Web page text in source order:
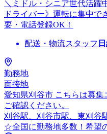
＼ミドル・シニア世代活躍
ドライバー》運転に集中
要・電話登録OK！
配送・物流スタッフ
勤務地
面接地
愛知県刈谷市 こちらは募
ご確認ください。
刈谷駅、刈谷市駅、東刈谷
☆全国に勤務地多数！希望